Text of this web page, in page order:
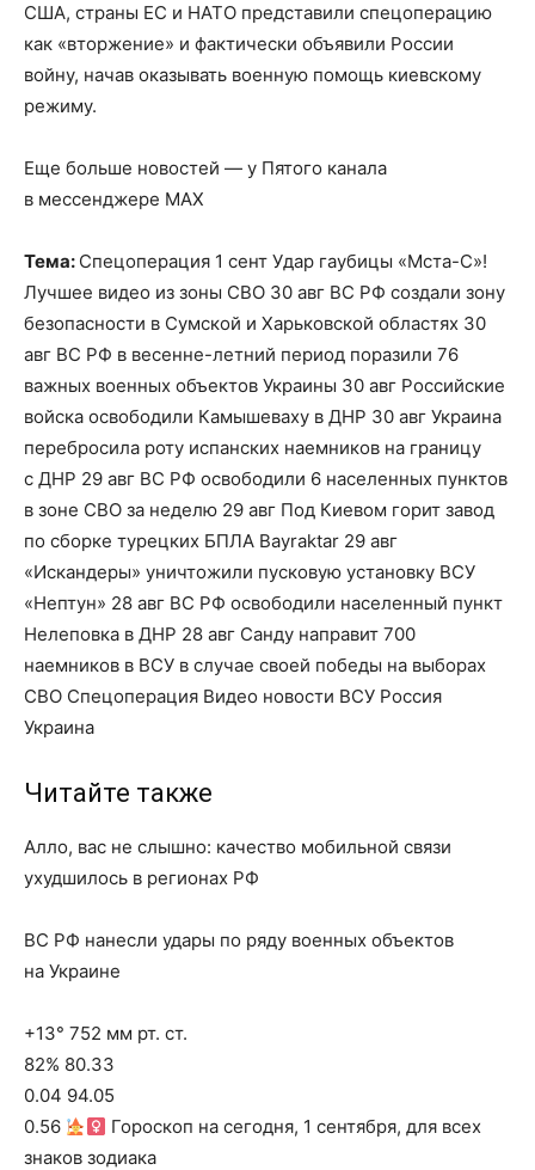
США, страны ЕС и НАТО представили спецоперацию
как «вторжение» и фактически объявили России
войну, начав оказывать военную помощь киевскому
режиму.
Еще больше новостей — у Пятого канала
в мессенджере MAX
Тема: Спецоперация 1 сент Удар гаубицы «Мста-С»!
Лучшее видео из зоны СВО 30 авг ВС РФ создали зону
безопасности в Сумской и Харьковской областях 30
авг ВС РФ в весенне-летний период поразили 76
важных военных объектов Украины 30 авг Российские
войска освободили Камышеваху в ДНР 30 авг Украина
перебросила роту испанских наемников на границу
с ДНР 29 авг ВС РФ освободили 6 населенных пунктов
в зоне СВО за неделю 29 авг Под Киевом горит завод
по сборке турецких БПЛА Bayraktar 29 авг
«Искандеры» уничтожили пусковую установку ВСУ
«Нептун» 28 авг ВС РФ освободили населенный пункт
Нелеповка в ДНР 28 авг Санду направит 700
наемников в ВСУ в случае своей победы на выборах
СВО Спецоперация Видео новости ВСУ Россия
Украина
Читайте также
Алло, вас не слышно: качество мобильной связи
ухудшилось в регионах РФ
ВС РФ нанесли удары по ряду военных объектов
на Украине
+13° 752 мм рт. ст.
82% 80.33
0.04 94.05
0.56
Гороскоп на сегодня, 1 сентября, для всех
знаков зодиака